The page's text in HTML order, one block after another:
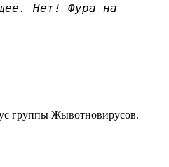
Нет! Фура на
группы Жывотновирусов.